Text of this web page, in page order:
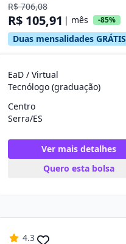
R$ 706,08
R$ 105,91 | mês -85%
Duas mensalidades GRÁTIS
EaD / Virtual
Tecnólogo (graduação)
Centro
Serra/ES
Ver mais detalhes
Quero esta bolsa
4.3